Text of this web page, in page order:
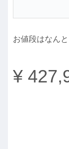
お値段はなん
¥